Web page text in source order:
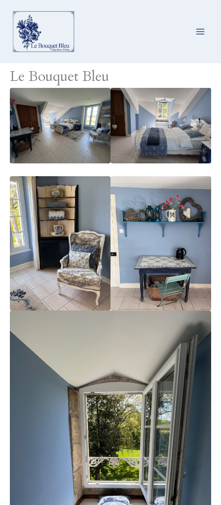
naar
inhoud
Le Bouquet Bleu